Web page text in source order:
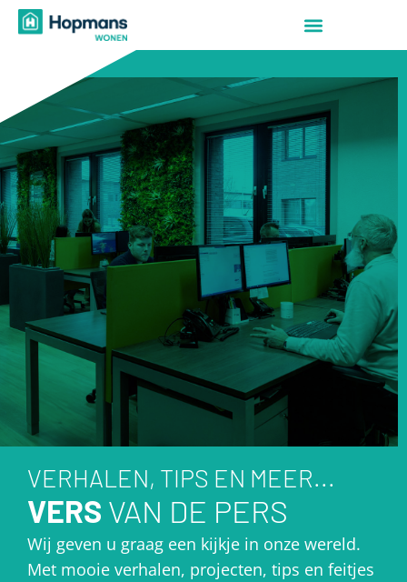
VERHALEN, TIPS EN MEER...
VERS VAN DE PERS
Wij geven u graag een kijkje in onze wereld.
Met mooie verhalen, projecten, tips en feitjes